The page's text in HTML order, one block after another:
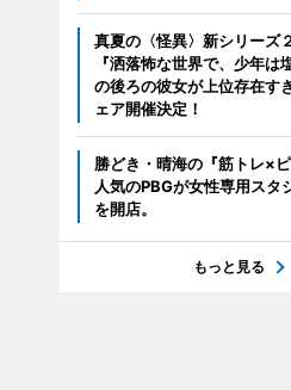
真夏の〈怪異〉新シリーズ
『洒落怖な世界で、少年は
の後ろの彼女が上位存在す
ェア開催決定！
勝どき・晴海の『筋トレ×
人気のPBGが女性専用スタ
を開店。
もっと見る